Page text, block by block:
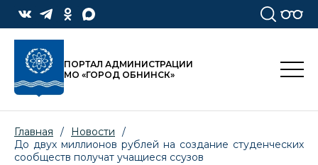
ПОРТАЛ АДМИНИСТРАЦИИ
МО «ГОРОД ОБНИНСК»
Главная / Новости
/
До двух миллионов рублей на создание студенческих
сообществ получат учащиеся ссузов